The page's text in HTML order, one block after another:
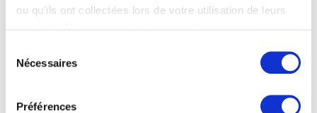
ou qu'ils ont collectées lors de votre utilisation de leurs
Nécessaires
Préférences